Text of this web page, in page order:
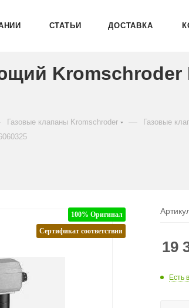
СТАТЬИ ДОСТАВКА
Kromschroder
Газовые клапаны Kromschroder Газовые
100% Оригинал
Сертификат соответствия
19
Есть